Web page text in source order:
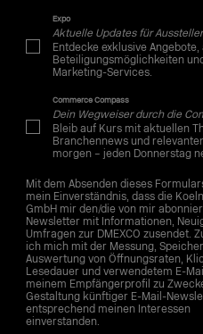
Expo
Aktuelle Updates für
Entdecke exklusive
Beteiligungsmöglichkeiten
Marketing-Services.
Commerce Compass
Dein Wegweiser durch die
Bleib auf Kurs mit aktuellen
Branchennews und
morgen – jeden Donnerstag
Mit dem Absenden dieses
mein Einverständnis, dass die
GmbH mir den/die von mir
Newsletter mit Informationen,
Umfragen zur DMEXCO zusendet.
ich mich mit der Messung,
Auswertung von Öffnungsraten,
Lesedauer und verwendetem E-
meinem Empfängerprofil zu
Gestaltung künftiger E-Mail-
entsprechend meinen Interessen
einverstanden.